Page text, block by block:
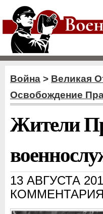
Война > Великая
Освобождение
Жители
13 АВГУСТА
КОММЕНТАРИЯ